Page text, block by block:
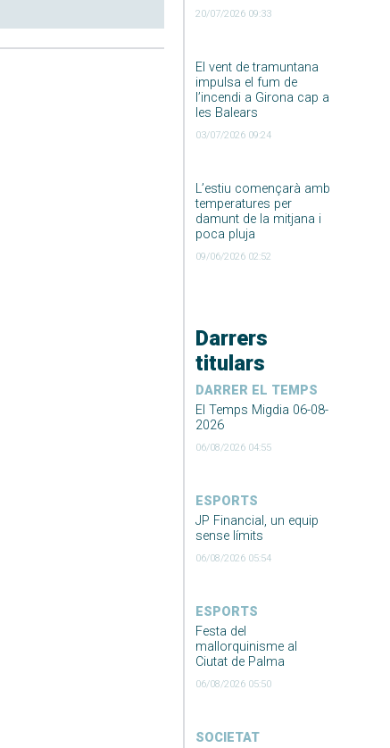
20/07/2026 09:33
El vent de tramuntana
impulsa el fum de
l’incendi a Girona cap a
les Balears
03/07/2026 09:24
L’estiu començarà amb
temperatures per
damunt de la mitjana i
poca pluja
09/06/2026 02:52
Darrers
titulars
DARRER EL TEMPS
El Temps Migdia 06-08-
2026
06/08/2026 04:55
ESPORTS
JP Financial, un equip
sense límits
06/08/2026 05:54
ESPORTS
Festa del
mallorquinisme al
Ciutat de Palma
06/08/2026 05:50
SOCIETAT